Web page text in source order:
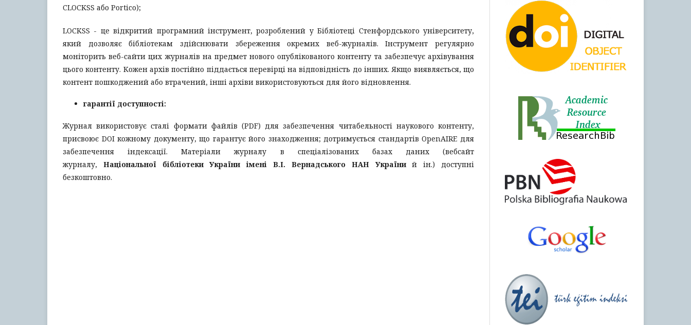
CLOCKSS або Portico);
LOCKSS - це відкритий програмний інструмент, розроблений у Бібліотеці Стенфордського університету,
який дозволяє бібліотекам здійснювати збереження окремих веб-журналів. Інструмент регулярно
моніторить веб-сайти цих журналів на предмет нового опублікованого контенту та забезпечує архівування
цього контенту. Кожен архів постійно піддається перевірці на відповідність до інших. Якщо виявляється, що
контент пошкоджений або втрачений, інші архіви використовуються для його відновлення.
гарантії доступності:
Журнал використовує сталі формати файлів (PDF) для забезпечення читабельності наукового контенту,
присвоює DOI кожному документу, що гарантує його знаходження; дотримується стандартів OpenAIRE для
забезпечення індексації. Матеріали журналу в спеціалізованих базах даних (вебсайт
журналу, Національної бібліотеки України імені В.І. Вернадського НАН Україний ін.) доступні
безкоштовно.